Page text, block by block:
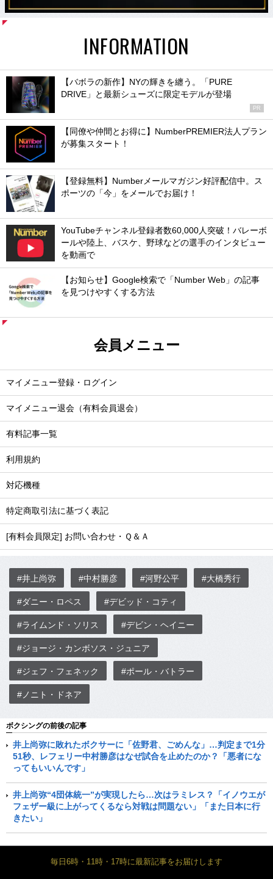
INFORMATION
【バボラの新作】NYの輝きを纏う。「PURE
DRIVE」と最新シューズに限定モデルが登場
PR
【同僚や仲間とお得に】NumberPREMIER法人プラン
が募集スタート！
【登録無料】Numberメールマガジン好評配信中。ス
ポーツの「今」をメールでお届け！
YouTubeチャンネル登録者数60,000人突破！バレーボ
ールや陸上、バスケ、野球などの選手のインタビュー
を動画で
【お知らせ】Google検索で「Number Web」の記事
を見つけやすくする方法
会員メニュー
マイメニュー登録・ログイン
マイメニュー退会（有料会員退会）
有料記事一覧
利用規約
対応機種
特定商取引法に基づく表記
[有料会員限定] お問い合わせ・Ｑ＆Ａ
#井上尚弥 #中村勝彦 #河野公平 #大橋秀行
#ダニー・ロペス #デビッド・コティ
#ライムンド・ソリス #デビン・ヘイニー
#ジョージ・カンボソス・ジュニア
#ジェフ・フェネック #ポール・バトラー
#ノニト・ドネア
ボクシングの前後の記事
井上尚弥に敗れたボクサーに「佐野君、ごめんな」…判定まで1分
51秒、レフェリー中村勝彦はなぜ試合を止めたのか？「悪者にな
ってもいいんです」
井上尚弥“4団体統一”が実現したら…次はラミレス？「イノウエが
フェザー級に上がってくるなら対戦は問題ない」「また日本に行
きたい」
毎日6時・11時・17時に最新記事をお届けします